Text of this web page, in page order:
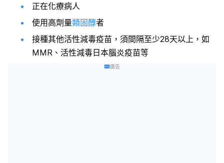
正在化療病人
使用高劑量類固醇者
接種其他活性減毒疫苗，須間隔至少28天以上，如
MMR、活性減毒日本腦炎疫苗等
廣告